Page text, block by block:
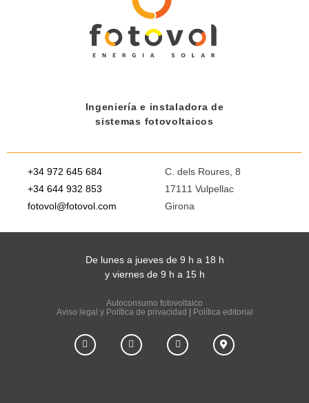
Ingeniería e instaladora de
sistemas fotovoltaicos
+34 972 645 684
+34 644 932 853
fotovol@fotovol.com
C. dels Roures, 8
17111 Vulpellac
Girona
De lunes a jueves de 9 h a 18 h
y viernes de 9 h a 15 h
Autoconsumo fotovoltaico
Aviso legal y Política de privacidad
Política editorial